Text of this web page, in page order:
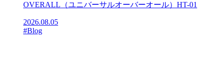
OVERALL（ユニバーサルオーバーオール）HT-01
2026.08.05
#Blog